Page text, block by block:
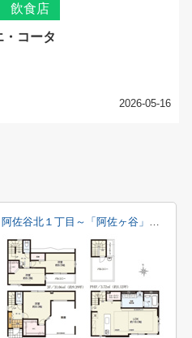
飲食店
・コータ
2026-05-16